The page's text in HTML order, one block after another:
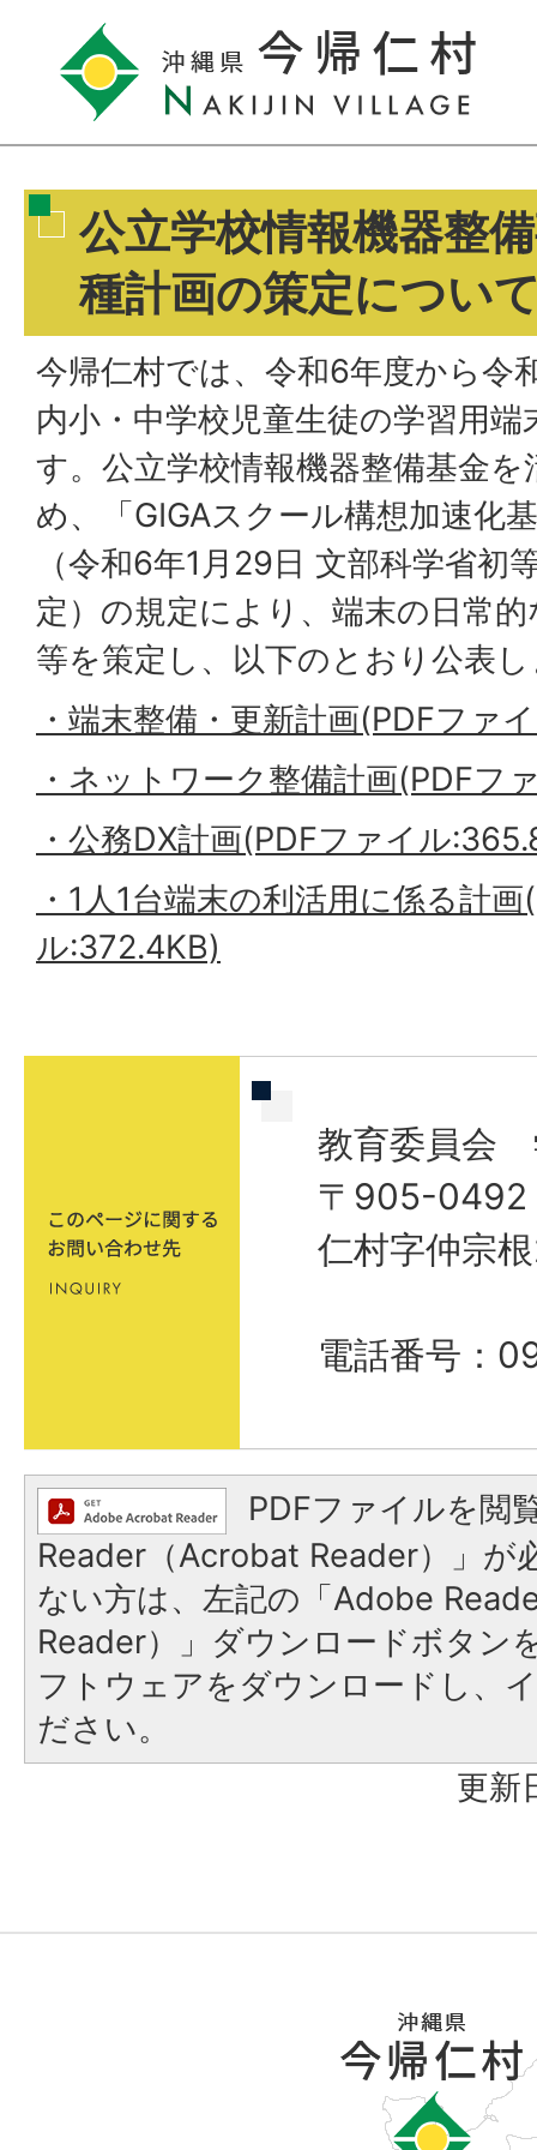
公立学校情報機器整
種計画の策定につい
今帰仁村では、令和6年度から令
内小・中学校児童生徒の学習用
す。公立学校情報機器整備基金
め、「GIGAスクール構想加速化
（令和6年1月29日 文部科学省初
定）の規定により、端末の日常
等を策定し、以下のとおり公表
・端末整備・更新計画(PDFファ
・ネットワーク整備計画(PDFフ
・公務DX計画(PDFファイル
・1人1台端末の利活用に係る計
ル:372.4KB)
教育委員会
〒905-0492
仁村字仲宗
電話番号
PDFファイルを閲
Reader（Acrobat Reader）」が
ない方は、左記の「Adobe
Reader）」ダウンロードボタン
フトウェアをダウンロードし、
ださい。
更新